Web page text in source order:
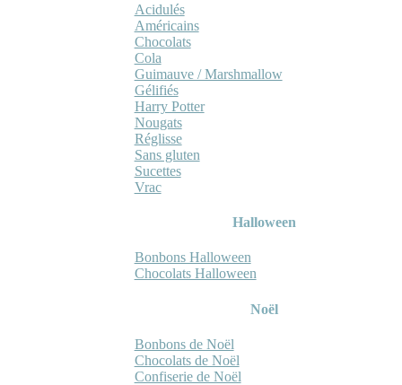
Acidulés
Américains
Chocolats
Cola
Guimauve / Marshmallow
Gélifiés
Harry Potter
Nougats
Réglisse
Sans gluten
Sucettes
Vrac
Halloween
Bonbons Halloween
Chocolats Halloween
Noël
Bonbons de Noël
Chocolats de Noël
Confiserie de Noël